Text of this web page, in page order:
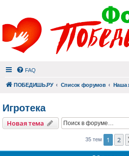
FAQ
ПОБЕДИШЬ.РУ Список форумов
Игротека
Новая тема
35 тем 1 2